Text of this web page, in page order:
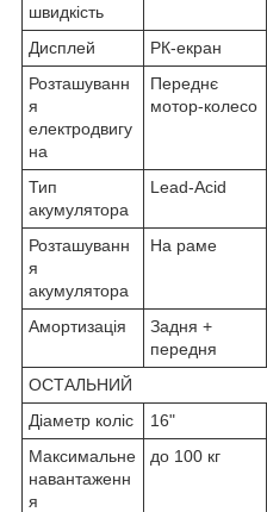
швидкість
Дисплей
РК-екран
Розташуванн
я
електродвигу
на
Переднє
мотор-колесо
Тип
акумулятора
Lead-Acid
Розташуванн
я
акумулятора
На раме
Амортизація
Задня +
передня
ОСТАЛЬНИЙ
Діаметр коліс
16"
Максимальне
навантаженн
я
до 100 кг